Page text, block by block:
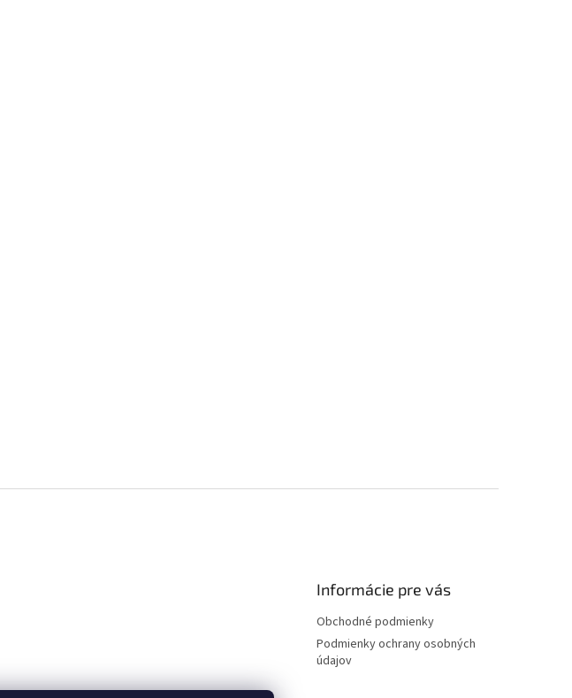
Informácie pre vás
Obchodné podmienky
Podmienky ochrany osobných
údajov